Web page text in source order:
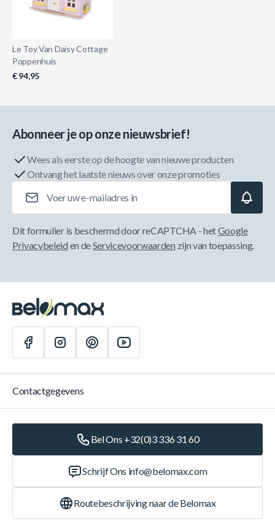
Le Toy Van Daisy Cottage
Poppenhuis
€ 94,95
Abonneer je op onze nieuwsbrief!
Wees als eerste op de hoogte van nieuwe producten
Ontvang het laatste nieuws over onze promoties
Dit formulier is beschermd door reCAPTCHA - hetGoogle
Privacybeleid en deServicevoorwaarden zijn van toepassing.
Contactgegevens
Bel Ons +32(0)3 336 31 60
Schrijf Ons info@belomax.com
Routebeschrijving naar de Belomax